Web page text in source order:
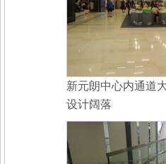
新元朗中心内通道
设计阔落